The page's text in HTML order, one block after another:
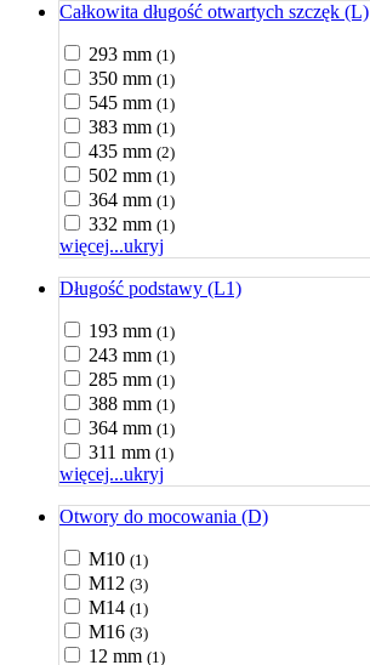
Całkowita długość otwartych szczęk (L)
293 mm (1)
350 mm (1)
545 mm (1)
383 mm (1)
435 mm (2)
502 mm (1)
364 mm (1)
332 mm (1)
więcej...ukryj
Długość podstawy (L1)
193 mm (1)
243 mm (1)
285 mm (1)
388 mm (1)
364 mm (1)
311 mm (1)
więcej...ukryj
Otwory do mocowania (D)
M10 (1)
M12 (3)
M14 (1)
M16 (3)
12 mm (1)